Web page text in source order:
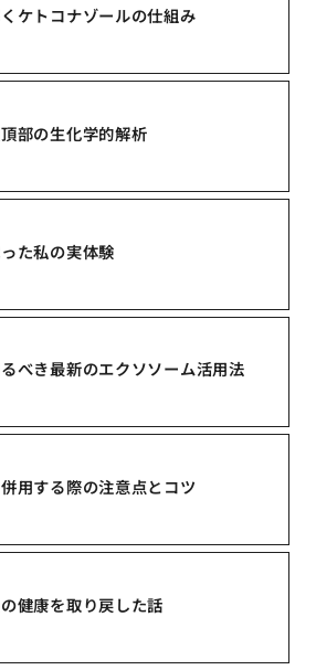
ケトコナゾールの仕組み
部の生化学的解析
た私の実体験
べき最新のエクソソーム活用法
用する際の注意点とコツ
健康を取り戻した話